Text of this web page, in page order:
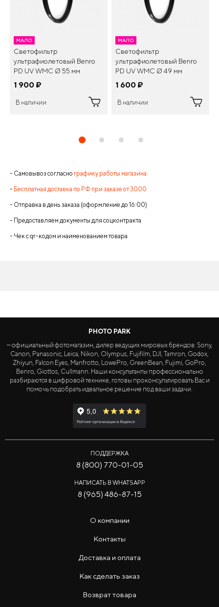
МАЛО
Светофильтр
ультрафиолетовый Benro
PD UV WMC Ø 55 мм
1 900 ¤
В наличии
МАЛО
Светофильтр
ультрафиолетовый Benro
PD UV WMC Ø 49 мм
1 600 ¤
В наличии
- Самовывоз согласно графику работы магазина
- Бесплатная доставка по РФ при заказе от 3000
- Отправка в день заказа (оформление до 16:00)
- Предоставляем документы для соцконтракта
- Чек с qr-кодом и наименованием товара
PHOTO PARK
— официальный фотомагазин, дилер ведущих мировых брендов: Sony,
Canon, Panasonic, Leica, Nikon, Olympus, Fujifilm, DJI, Tamron, Godox,
Zhiyun, Falcon Eyes, Manfrotto, LowePro, GreenBean, Fujimi, GoPro,
Benro, Giottos, Cullmann. Наши консультанты профессионально
разбираются в цифровой технике, готовы проконсультировать Вас и
помочь подобрать идеальное решение под ваши задачи.
ПОДДЕРЖКА
8 (800) 770-01-05
НАПИСАТЬ В WHATSAPP
8 (965) 486-87-15
О компании
Контакты
Доставка и оплата
Как сделать заказ
Возврат товара